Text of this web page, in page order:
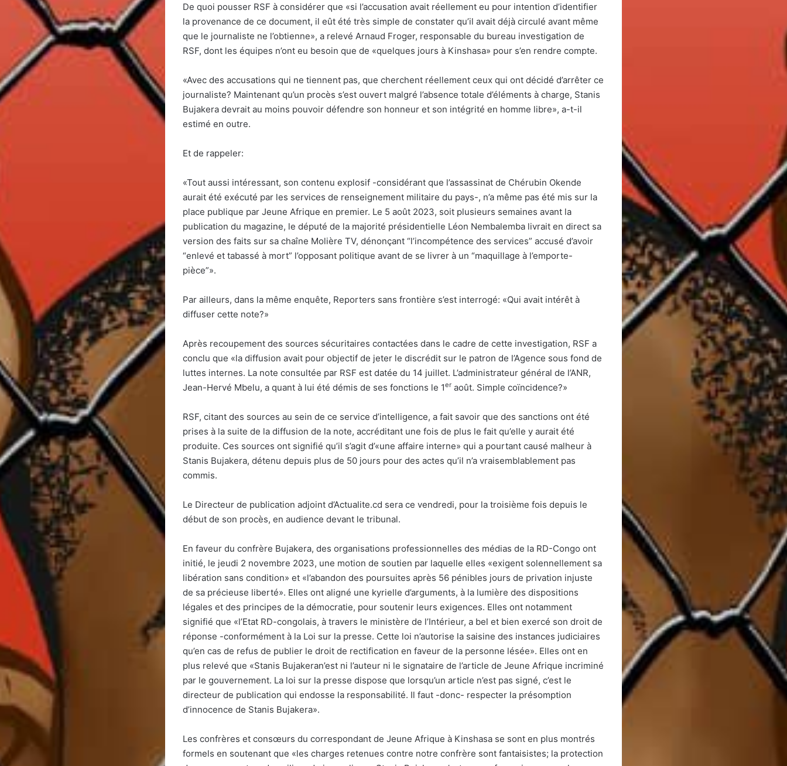
De quoi pousser RSF à considérer que «si l’accusation avait réellement eu pour intention d’identifier
la provenance de ce document, il eût été très simple de constater qu’il avait déjà circulé avant même
que le journaliste ne l’obtienne», a relevé Arnaud Froger, responsable du bureau investigation de
RSF, dont les équipes n’ont eu besoin que de «quelques jours à Kinshasa» pour s’en rendre compte.
«Avec des accusations qui ne tiennent pas, que cherchent réellement ceux qui ont décidé d’arrêter ce
journaliste? Maintenant qu’un procès s’est ouvert malgré l’absence totale d’éléments à charge, Stanis
Bujakera devrait au moins pouvoir défendre son honneur et son intégrité en homme libre», a-t-il
estimé en outre.
Et de rappeler:
«Tout aussi intéressant, son contenu explosif -considérant que l’assassinat de Chérubin Okende
aurait été exécuté par les services de renseignement militaire du pays-, n’a même pas été mis sur la
place publique par Jeune Afrique en premier. Le 5 août 2023, soit plusieurs semaines avant la
publication du magazine, le député de la majorité présidentielle Léon Nembalemba livrait en direct sa
version des faits sur sa chaîne Molière TV, dénonçant “l’incompétence des services” accusé d’avoir
“enlevé et tabassé à mort” l’opposant politique avant de se livrer à un “maquillage à l’emporte-
pièce”».
Par ailleurs, dans la même enquête, Reporters sans frontière s’est interrogé: «Qui avait intérêt à
diffuser cette note?»
Après recoupement des sources sécuritaires contactées dans le cadre de cette investigation, RSF a
conclu que «la diffusion avait pour objectif de jeter le discrédit sur le patron de l’Agence sous fond de
luttes internes. La note consultée par RSF est datée du 14 juillet. L’administrateur général de l’ANR,
Jean-Hervé Mbelu, a quant à lui été démis de ses fonctions le 1er août. Simple coïncidence?»
RSF, citant des sources au sein de ce service d’intelligence, a fait savoir que des sanctions ont été
prises à la suite de la diffusion de la note, accréditant une fois de plus le fait qu’elle y aurait été
produite. Ces sources ont signifié qu’il s’agit d’«une affaire interne» qui a pourtant causé malheur à
Stanis Bujakera, détenu depuis plus de 50 jours pour des actes qu’il n’a vraisemblablement pas
commis.
Le Directeur de publication adjoint d’Actualite.cd sera ce vendredi, pour la troisième fois depuis le
début de son procès, en audience devant le tribunal.
En faveur du confrère Bujakera, des organisations professionnelles des médias de la RD-Congo ont
initié, le jeudi 2 novembre 2023, une motion de soutien par laquelle elles «exigent solennellement sa
libération sans condition» et «l’abandon des poursuites après 56 pénibles jours de privation injuste
de sa précieuse liberté». Elles ont aligné une kyrielle d’arguments, à la lumière des dispositions
légales et des principes de la démocratie, pour soutenir leurs exigences. Elles ont notamment
signifié que «l’Etat RD-congolais, à travers le ministère de l’Intérieur, a bel et bien exercé son droit de
réponse -conformément à la Loi sur la presse. Cette loi n’autorise la saisine des instances judiciaires
qu’en cas de refus de publier le droit de rectification en faveur de la personne lésée». Elles ont en
plus relevé que «Stanis Bujakeran’est ni l’auteur ni le signataire de l’article de Jeune Afrique incriminé
par le gouvernement. La loi sur la presse dispose que lorsqu’un article n’est pas signé, c’est le
directeur de publication qui endosse la responsabilité. Il faut -donc- respecter la présomption
d’innocence de Stanis Bujakera».
Les confrères et consœurs du correspondant de Jeune Afrique à Kinshasa se sont en plus montrés
formels en soutenant que «les charges retenues contre notre confrère sont fantaisistes; la protection